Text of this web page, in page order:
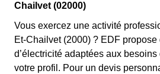
Chailvet (02000)
Vous exercez une activité
Et-Chailvet (2000) ? EDF propose
d’électricité adaptées aux
votre profil. Pour un devis